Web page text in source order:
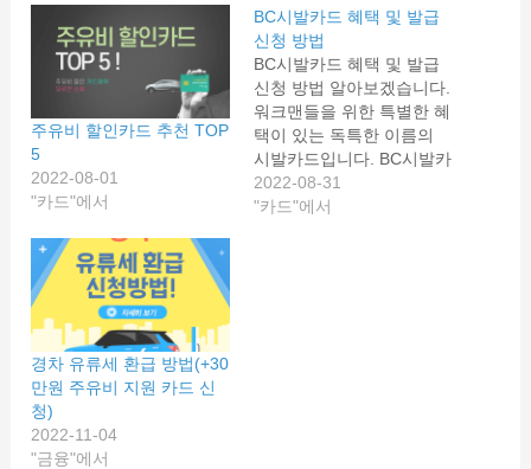
주유비 할인카드 추천 TOP
5
2022-08-01
"카드"에서
BC시발카드 혜택 및 발급
신청 방법
BC시발카드 혜택 및 발급
신청 방법 알아보겠습니다.
워크맨들을 위한 특별한 혜
택이 있는 독특한 이름의
시발카드입니다. BC시발카
드 혜택과 연회비, 신청방
법까지 상세히 알려드리겠
2022-08-31
"카드"에서
경차 유류세 환급 방법(+30
만원 주유비 지원 카드 신
청)
2022-11-04
"금융"에서